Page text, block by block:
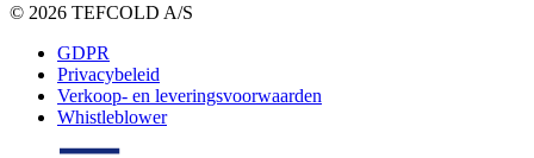
© 2026 TEFCOLD A/S
GDPR
Privacybeleid
Verkoop- en leveringsvoorwaarden
Whistleblower